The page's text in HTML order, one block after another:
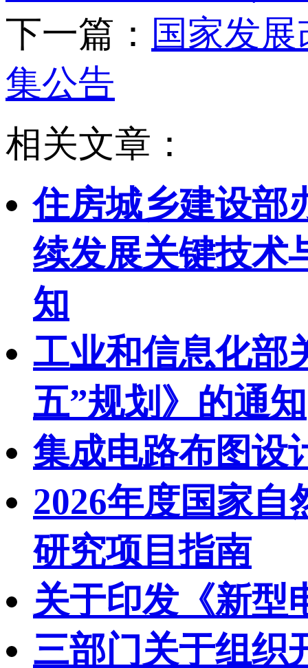
下一篇： 国家发
集公告
相关文章：
住房城乡建设部
续发展关键技术
知
工业和信息化部
五”规划》的通知
集成电路布图设
2026年度国家
研究项目指南
关于印发《新型
三部门关于组织